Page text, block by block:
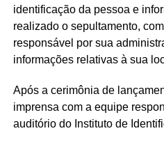
identificação da pessoa e
realizado o sepultamento,
responsável por sua
informações relativas à sua
Após a cerimônia de
imprensa com a equipe
auditório do Instituto de